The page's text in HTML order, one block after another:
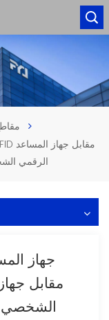
الرقمي
جهاز
الشخصي